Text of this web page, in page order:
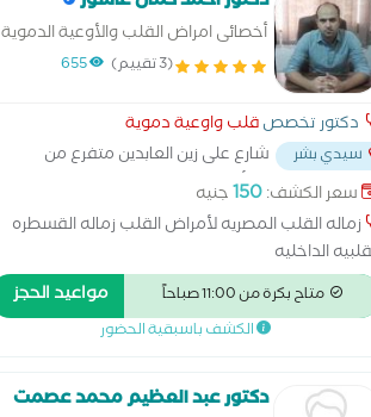
أخصائى امراض القلب والأوعية الدموية
(3 تقييم) 655
دكتور تخصصقلب واوعية دموية
سيدي بشر
شارع على زين العابدين متفرع من
جمال عبد الناصر أمام مستشفى شرق المدينه
سعر الكشف:150جنيه
زماله القلب المصريه لأمراض القلب زماله القسطره
الداخليه
متاح بكرة من 11:00 صباحاً مواعيد الحجز
الكشف باسبقية الحضور
دكتور عبد العظيم محمد عصمت